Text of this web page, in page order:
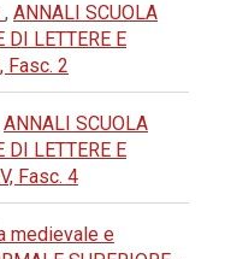
, ANNALI SCUOLA
DI LETTERE E
Fasc. 2
ANNALI SCUOLA
DI LETTERE E
Fasc. 4
medievale e